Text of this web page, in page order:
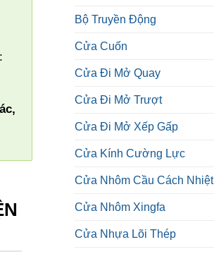
Bộ Truyền Động
Cửa Cuốn
Cửa Đi Mở Quay
Cửa Đi Mở Trượt
Cửa Đi Mở Xếp Gấp
Cửa Kính Cường Lực
Cửa Nhôm Cầu Cách Nhiệt
Cửa Nhôm Xingfa
Cửa Nhựa Lõi Thép